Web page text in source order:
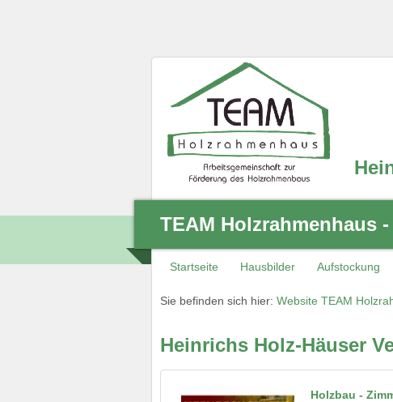
TEAM Holzrahmenhaus
Startseite Hausbilder Aufstockung
Sie befinden sich hier: Website TEAM
Heinrichs Holz-Häuser
Holzbau -